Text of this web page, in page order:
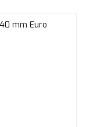
mm Euro